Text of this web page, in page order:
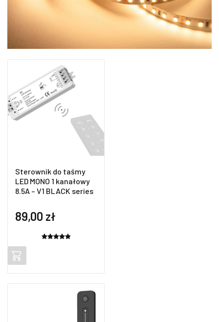
Sterownik do taśmy
LED MONO 1 kanałowy
8.5A – V1 BLACK series
89,00 zł